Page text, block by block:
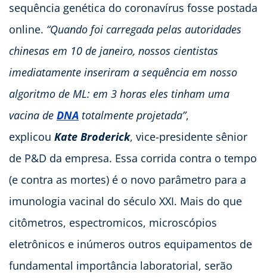
sequência genética do coronavírus fosse postada
online. “Quando foi carregada pelas autoridades
chinesas em 10 de janeiro, nossos cientistas
imediatamente inseriram a sequência em nosso
algoritmo de ML: em 3 horas eles tinham uma
vacina de DNA totalmente projetada”,
explicou Kate Broderick, vice-presidente sênior
de P&D da empresa. Essa corrida contra o tempo
(e contra as mortes) é o novo parâmetro para a
imunologia vacinal do século XXI. Mais do que
citômetros, espectromicos, microscópios
eletrônicos e inúmeros outros equipamentos de
fundamental importância laboratorial, serão